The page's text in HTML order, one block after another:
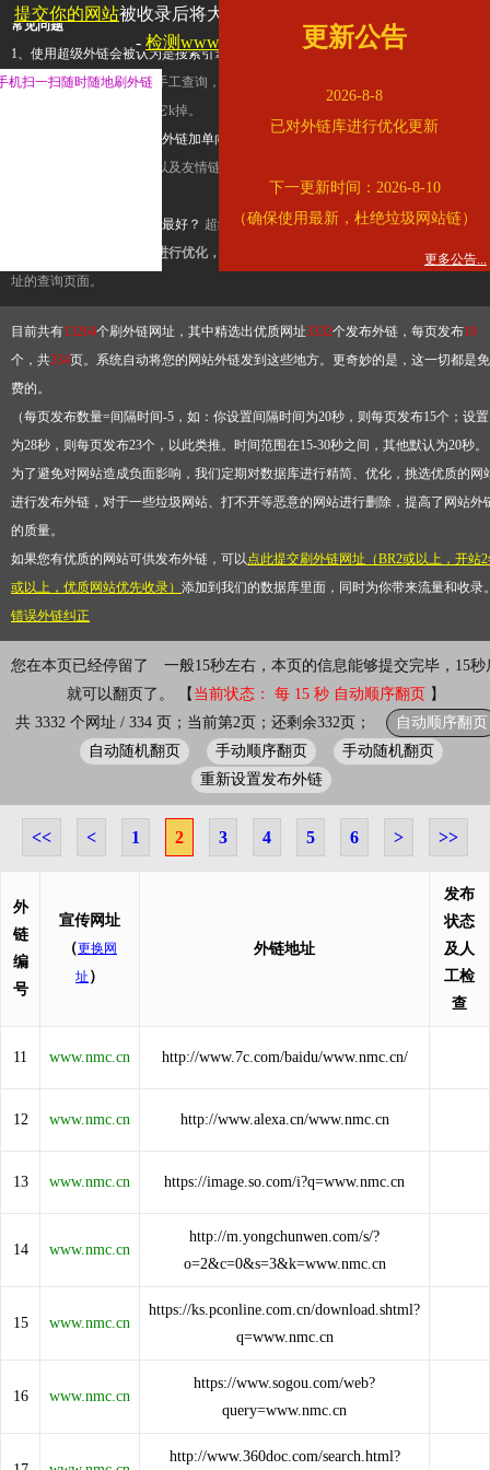
常见问题
1、使用超级外链会被认为是搜索引擎优化作弊吗？ 超级外链只是一个简便而集成
查询工具，模拟的是正常手工查询，不是作弊。如果是作弊，那您可以使用超级外
推广竞争对手的网址，让它k掉。
2、网站优化单纯依靠超级外链加单向链接可行吗？
链，需要结合普通的外链以及友情链接，您可以到站长论坛发布外链，到友情链接
3、如何使用超级外链效果最好？ 超级外链不同于普通的外链，它是动态的链接，
有频繁使用超级外链工具进行优化，才能获得稳定的外链
，最终使搜索引擎收录带
址的查询页面。
目前共有13264个刷外链网址，其中精选出优质网址3332个发布外链，每页发布10
个，共334页。系统自动将您的网站外链发到这些地方。更奇妙的是，这一切都是免
费的。
（每页发布数量=间隔时间-5，如：你设置间隔时间为20秒，则每页发布15个；设置
为28秒，则每页发布23个，以此类推。时间范围在15-30秒之间，其他默认为20秒
为了避免对网站造成负面影响，我们定期对数据库进行精简、优化，挑选优质的网
进行发布外链，对于一些垃圾网站、打不开等恶意的网站进行删除，提高了网站外
的质量。
如果您有优质的网站可供发布外链，可以点此提交刷外链网址（BR2或以上，开站
或以上，优质网站优先收录） 添加到我们的数据库里面，同时为你带来流量和收录
错误外链纠正
您在本页已经停留了
一般15秒左右，本页的信息能够提交完毕，15秒
就可以翻页了。 【 当前状态： 每 15 秒 自动顺序翻页 】
共 3332 个网址 / 334 页；当前第2页；还剩余332页；
自动顺序翻页
自动随机翻页
手动顺序翻页
手动随机翻页
重新设置发布外链
<< < 1 2 3 4 5 6 > >>
外
链
编
号
宣传网址
（更换网
址 ）
外链地址
发布
状态
及人
工检
查
11 www.nmc.cn http://www.7c.com/baidu/www.nmc.cn/
12 www.nmc.cn http://www.alexa.cn/www.nmc.cn
13 www.nmc.cn https://image.so.com/i?q=www.nmc.cn
14 www.nmc.cn
http://m.yongchunwen.com/s/?
o=2&c=0&s=3&k=www.nmc.cn
15 www.nmc.cn
https://ks.pconline.com.cn/download.shtml?
q=www.nmc.cn
16 www.nmc.cn
https://www.sogou.com/web?
query=www.nmc.cn
http://www.360doc.com/search.html?
提交你的网站被收录后将大幅提升流量和外链，
- 检测www.nmc.cn是否收录更新公告
2026-8-8
已对外链库进行优化更新
下一更新时间：2026-8-10
（确保使用最新，杜绝垃圾网站链）
更多公告...
机扫一扫随时随地刷外链